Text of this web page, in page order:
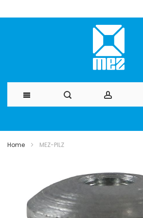
Home MEZ-PILZ
Bildergalerie
springen